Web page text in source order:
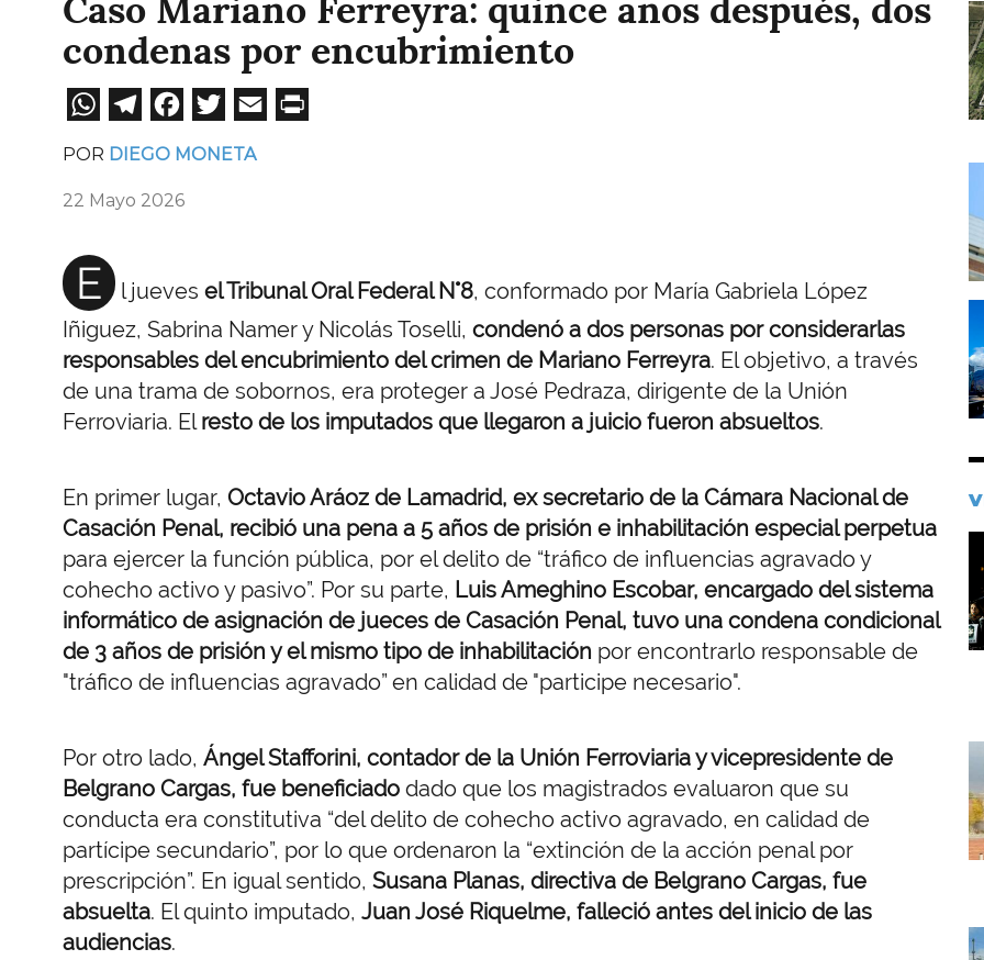
Caso Mariano Ferreyra: quince años después, dos
condenas por encubrimiento
WhatsApp
Telegram
Facebook
Twitter
Email
POR DIEGO MONETA
22 Mayo 2026
E l jueves el Tribunal Oral Federal N°8, conformado por María Gabriela López
Iñiguez, Sabrina Namer y Nicolás Toselli, condenó a dos personas por considerarlas
responsables del encubrimiento del crimen de Mariano Ferreyra. El objetivo, a través
de una trama de sobornos, era proteger a José Pedraza, dirigente de la Unión
Ferroviaria. Elresto de los imputados que llegaron a juicio fueron absueltos.
En primer lugar, Octavio Aráoz de Lamadrid, ex secretario de la Cámara Nacional de
Casación Penal, recibió una pena a 5 años de prisión e inhabilitación especial perpetua
para ejercer la función pública, por el delito de “tráfico de influencias agravado y
cohecho activo y pasivo”. Por su parte, Luis Ameghino Escobar, encargado del sistema
informático de asignación de jueces de Casación Penal, tuvo una condena condicional
de 3 años de prisión y el mismo tipo de inhabilitación por encontrarlo responsable de
"tráfico de influencias agravado” en calidad de "participe necesario".
Por otro lado, Ángel Stafforini, contador de la Unión Ferroviaria y vicepresidente de
Belgrano Cargas, fue beneficiado dado que los magistrados evaluaron que su
conducta era constitutiva “del delito de cohecho activo agravado, en calidad de
partícipe secundario”, por lo que ordenaron la “extinción de la acción penal por
prescripción”. En igual sentido, Susana Planas, directiva de Belgrano Cargas, fue
absuelta. El quinto imputado, Juan José Riquelme, falleció antes del inicio de las
audiencias.